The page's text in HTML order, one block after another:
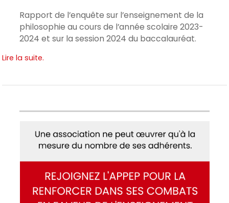
Rapport de l’enquête sur l’enseignement de la
philosophie au cours de l’année scolaire 2023-
2024 et sur la session 2024 du baccalauréat.
Lire la suite.